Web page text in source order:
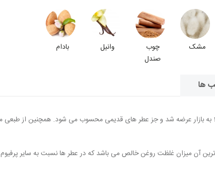
مشک
چوب
صندل
وانیل بادام
ها
زنانه است که در سال 1998 به بازار عرضه شد و جز عطر های قدیمی محسوب می شود. همچنین
ترین آن میزان غلظت روغن خالص می باشد که در عطر ها نسبت به سایر